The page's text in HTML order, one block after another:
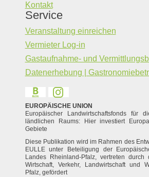
Kontakt
Service
Veranstaltung einreichen
Vermieter Log-in
Gastaufnahme- und
Datenerhebung |
EUROPÄISCHE UNION
Europäischer Landwirtschaftsfonds für
ländlichen Raums: Hier investiert
Gebiete
Diese Publikation wird im Rahmen des
EULLE unter Beteiligung der
Landes Rheinland-Pfalz, vertreten durch
Wirtschaft, Verkehr, Landwirtschaft und
Pfalz, gefördert